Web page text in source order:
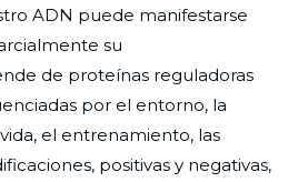
ADN puede manifestarse
su
de proteínas reguladoras
por el entorno, la
el entrenamiento, las
positivas y negativas,